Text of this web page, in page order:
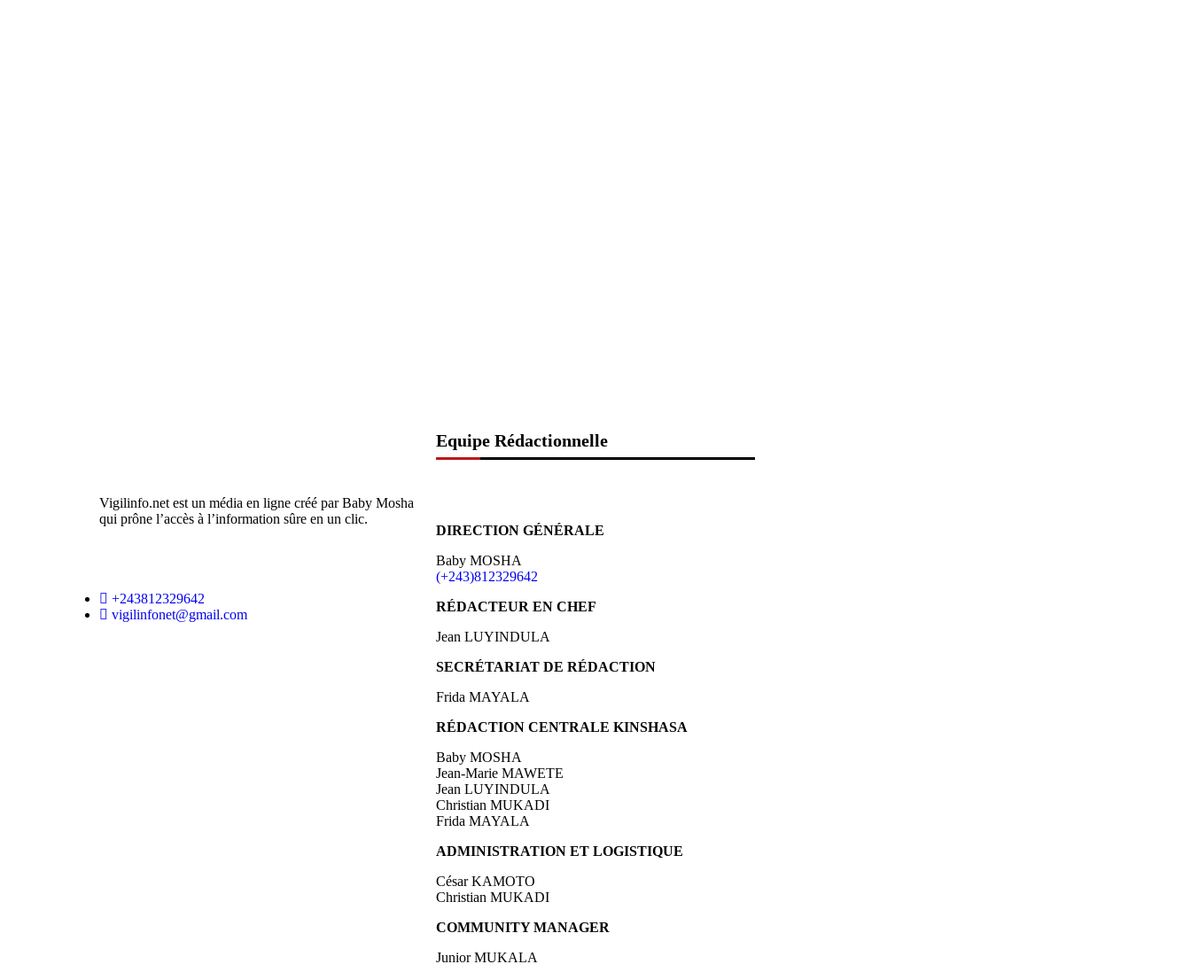
Vigilinfo.net est un média en ligne créé par Baby Mosha
qui prône l’accès à l’information sûre en un clic.
+243812329642
vigilinfonet@gmail.com
Equipe Rédactionnelle
DIRECTION GÉNÉRALE
Baby MOSHA
(+243)812329642
RÉDACTEUR EN CHEF
Jean LUYINDULA
SECRÉTARIAT DE RÉDACTION
Frida MAYALA
RÉDACTION CENTRALE KINSHASA
Baby MOSHA
Jean-Marie MAWETE
Jean LUYINDULA
Christian MUKADI
Frida MAYALA
ADMINISTRATION ET LOGISTIQUE
César KAMOTO
Christian MUKADI
COMMUNITY MANAGER
Junior MUKALA